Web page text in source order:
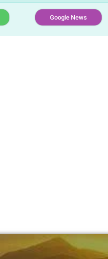
Google News